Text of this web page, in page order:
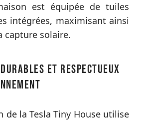
est équipée de tuiles
intégrées, maximisant ainsi
capture solaire.
et respectueux
de la Tesla Tiny House utilise